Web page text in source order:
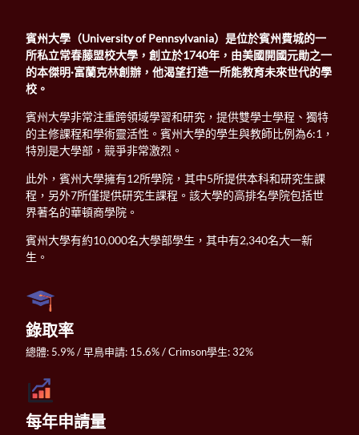
賓州大學（University of Pennsylvania）是位於賓州費城的一
所私立常春藤盟校大學，創立於1740年，由美國開國元勛之一
的本傑明·富蘭克林創辦，他渴望打造一所能教育未來世代的學
校。
賓州大學非常注重跨領域學習和研究，提供雙學士學程、獨特
的主修課程和學術靈活性。賓州大學的學生與教師比例為6:1，
特別是大學部，競爭非常激烈。
此外，賓州大學擁有12所學院，其中5所提供本科和研究生課
程，另外7所僅提供研究生課程。該大學的高排名學院包括世
界著名的華頓商學院。
賓州大學有約10,000名大學部學生，其中有2,340名大一新
生。
錄取率
總體: 5.9% / 早鳥申請: 15.6% / Crimson學生: 32%
每年申請量